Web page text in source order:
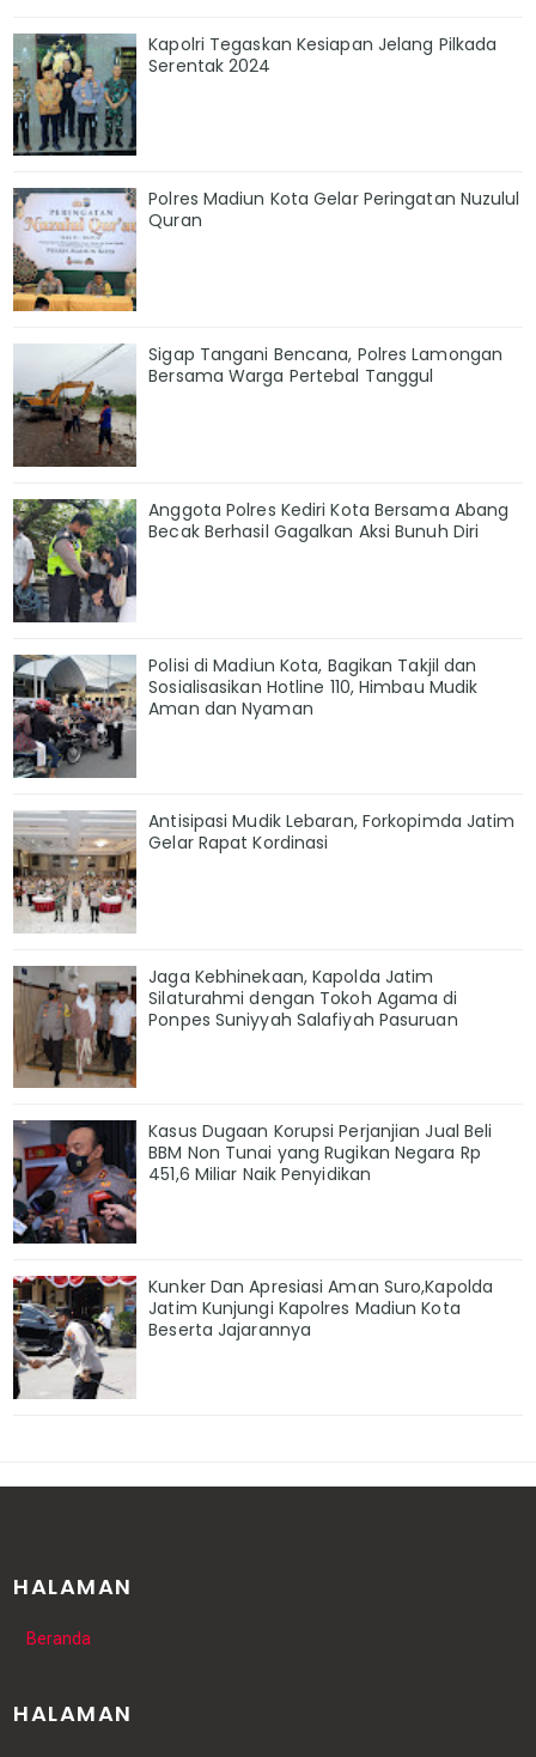
Kapolri Tegaskan Kesiapan Jelang Pilkada
Serentak 2024
Polres Madiun Kota Gelar Peringatan Nuzulul
Quran
Sigap Tangani Bencana, Polres Lamongan
Bersama Warga Pertebal Tanggul
Anggota Polres Kediri Kota Bersama Abang
Becak Berhasil Gagalkan Aksi Bunuh Diri
Polisi di Madiun Kota, Bagikan Takjil dan
Sosialisasikan Hotline 110, Himbau Mudik
Aman dan Nyaman
Antisipasi Mudik Lebaran, Forkopimda Jatim
Gelar Rapat Kordinasi
Jaga Kebhinekaan, Kapolda Jatim
Silaturahmi dengan Tokoh Agama di
Ponpes Suniyyah Salafiyah Pasuruan
Kasus Dugaan Korupsi Perjanjian Jual Beli
BBM Non Tunai yang Rugikan Negara Rp
451,6 Miliar Naik Penyidikan
Kunker Dan Apresiasi Aman Suro,Kapolda
Jatim Kunjungi Kapolres Madiun Kota
Beserta Jajarannya
HALAMAN
Beranda
HALAMAN